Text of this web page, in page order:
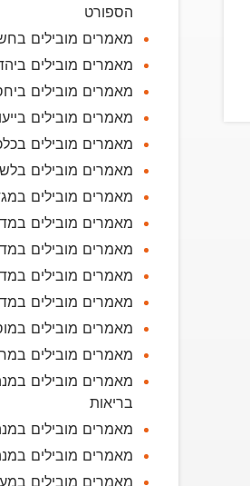
הספורט
מאמרים מובילים
מאמרים מובילים
מאמרים מובילים
מאמרים מובילים
מאמרים מובילים
מאמרים מובילים
מאמרים מובילים
מאמרים מובילים
מאמרים מובילים
מאמרים מובילים
מאמרים מובילים
מאמרים מובילים
מאמרים מובילים
מאמרים מובילים
בריאות
מאמרים מובילים
מאמרים מובילים
מאמרים מובילים